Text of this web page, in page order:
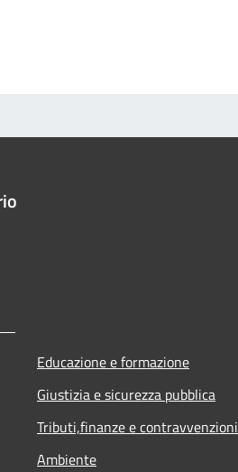
Educazione e formazione
Giustizia e sicurezza pubblica
Tributi,finanze e contravvenzioni
Ambiente